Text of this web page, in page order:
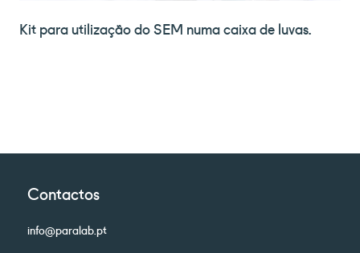
Kit para utilização do SEM numa caixa de luvas.
Contactos
info@paralab.pt